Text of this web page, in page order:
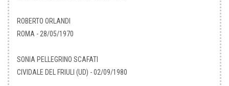
ROBERTO ORLANDI
ROMA - 28/05/1970
SONIA PELLEGRINO SCAFATI
CIVIDALE DEL FRIULI (UD) - 02/09/1980